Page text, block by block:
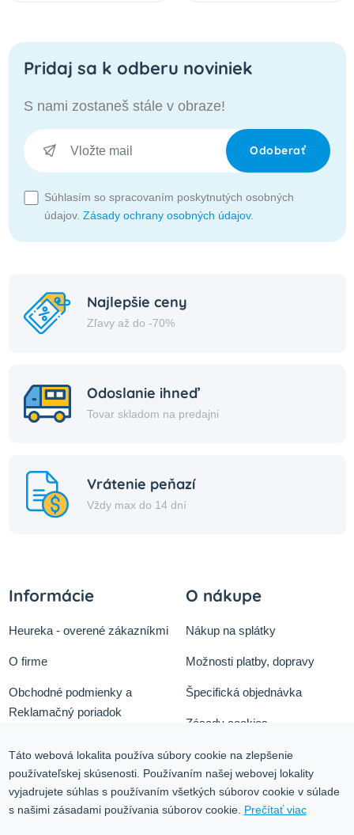
Pridaj sa k odberu noviniek
S nami zostaneš stále v obraze!
Odoberať
Súhlasím so spracovaním poskytnutých osobných
údajov. Zásady ochrany osobných údajov.
Najlepšie ceny
Zľavy až do -70%
Odoslanie ihneď
Tovar skladom na predajni
Vrátenie peňazí
Vždy max do 14 dní
Informácie
Heureka - overené zákazníkmi
O firme
Obchodné podmienky a
Reklamačný poriadok
Služby
Kontakt
O nákupe
Nákup na splátky
Možnosti platby, dopravy
Špecifická objednávka
Zásady cookies
Ochrana osobných údajov
Blog
Táto webová lokalita používa súbory cookie na zlepšenie
používateľskej skúsenosti. Používaním našej webovej lokality
vyjadrujete súhlas s používaním všetkých súborov cookie v súlade
s našimi zásadami používania súborov cookie. Prečítať viac